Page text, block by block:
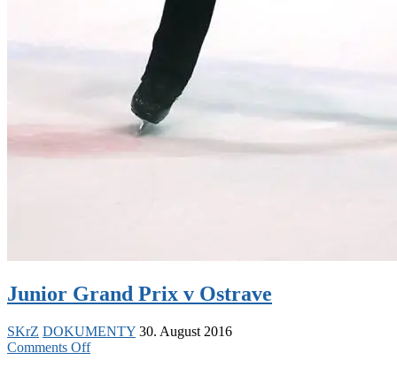
Junior Grand Prix v Ostrave
SKrZ DOKUMENTY 30. August 2016
Comments Offon